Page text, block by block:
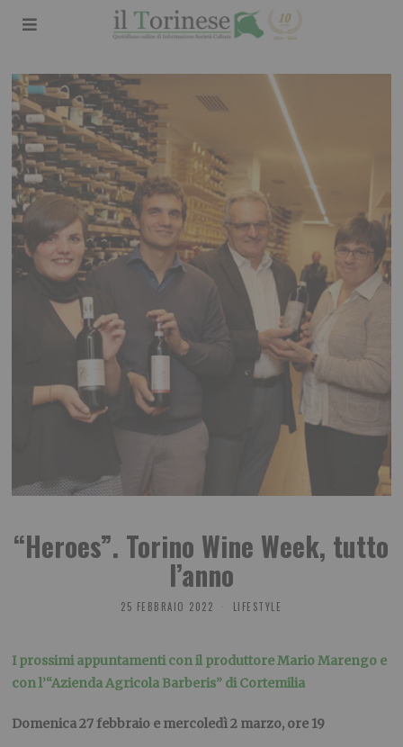
“Heroes”. Torino Wine Week, tutto
l’anno
25 FEBBRAIO 2022 LIFESTYLE
I prossimi appuntamenti con il produttore Mario Marengo e
con l’“Azienda Agricola Barberis” di Cortemilia
Domenica 27 febbraio e mercoledì 2 marzo, ore 19